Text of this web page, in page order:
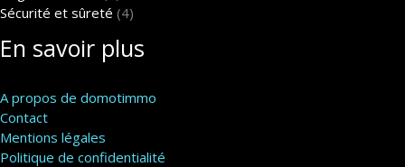
Sécurité et sûreté (4)
En savoir plus
A propos de domotimmo
Contact
Mentions légales
Politique de confidentialité